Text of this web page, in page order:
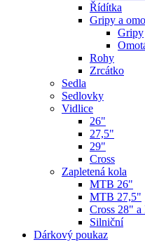
Řídítka
Gripy a
Gripy
Rohy
Zrcátko
Sedla
Sedlovky
Vidlice
26"
27,5"
29"
Cross
Zapletená kola
MTB 26"
MTB 27,5"
Cross 28"
Silniční
Dárkový poukaz